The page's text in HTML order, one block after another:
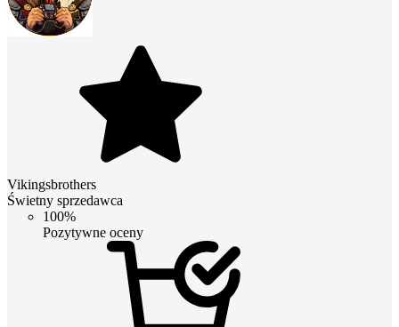
Vikingsbrothers
Świetny sprzedawca
100%
Pozytywne oceny